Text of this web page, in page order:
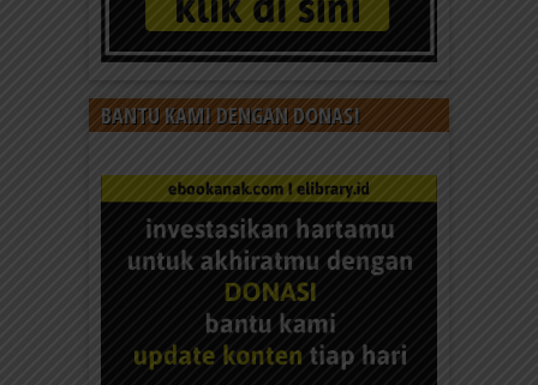
BANTU KAMI DENGAN DONASI